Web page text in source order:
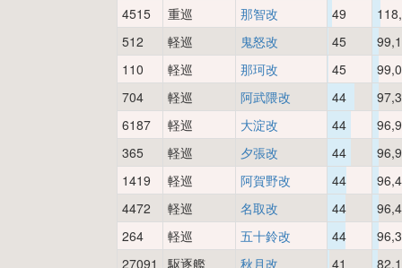
4515
重巡 那智改 49
512
軽巡 鬼怒改 45
110
軽巡 那珂改 45
704
軽巡 阿武隈改 44
6187
軽巡 大淀改 44
365
軽巡 夕張改 44
1419
軽巡 阿賀野改 44
4472
軽巡 名取改 44
264
軽巡 五十鈴改 44
27091
駆逐艦 秋月改 41